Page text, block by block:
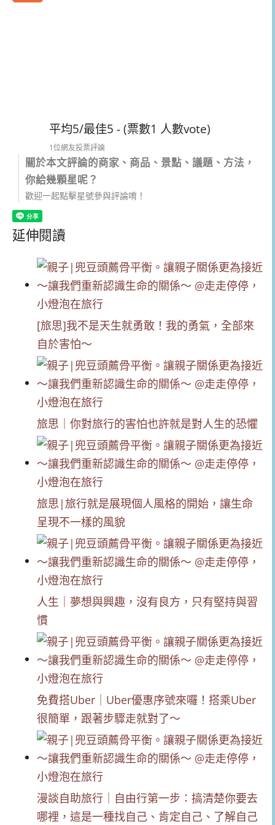
平均5/最佳5 - (票數1 人數vote)
1位網友投票評論
關於本文評論的商家、商品、景點、議題、方法，
你給幾顆星呢？
歡迎一起點擊星號參與評論唷！
延伸閱讀
[旅思]我不是天生就勇敢！我的勇氣，全部來
自於害怕～
旅思｜你對旅行的害怕也許就是對人生的恐懼
旅思|旅行就是展現個人風格的開始，讓生命
呈現不一樣的風貌
人生｜夢想與興趣，沒有良方，只有堅持與習
慣
免費搭Uber｜Uber優惠序號來囉！搭乘Uber
很簡單，跟著步驟走就對了～
漫談自助旅行｜自由行第一步：搞清楚你要去
哪裡，這是一種找自己、肯定自己、了解自己